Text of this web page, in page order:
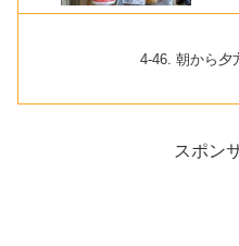
4-46. 朝から夕
スポン